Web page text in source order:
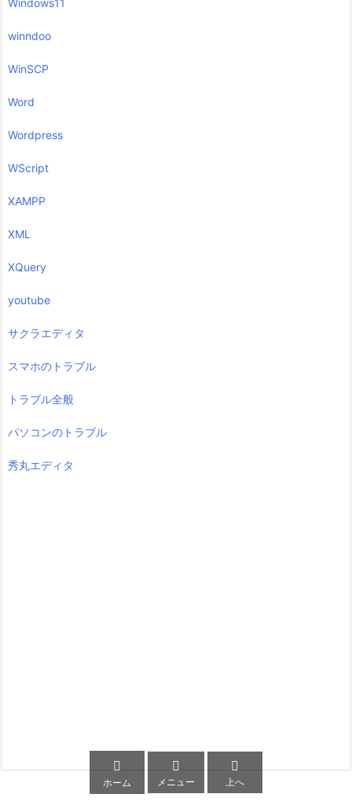
winndoo
WinSCP
Word
Wordpress
WScript
XAMPP
XML
XQuery
youtube
サクラエディタ
スマホのトラブル
トラブル全般
パソコンのトラブル
秀丸エディタ

ホーム

メニュー

上へ